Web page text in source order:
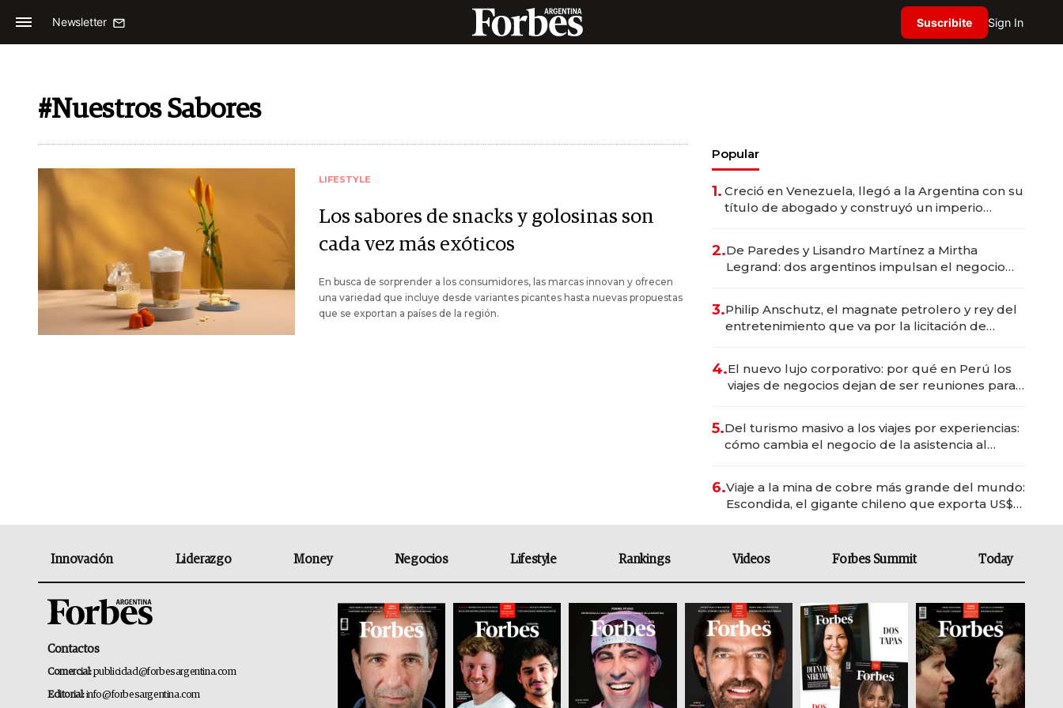
Newsletter Suscribite Sign In
#Nuestros Sabores
LIFESTYLE
Los sabores de snacks y golosinas son
cada vez más exóticos
En busca de sorprender a los consumidores, las marcas innovan y ofrecen
una variedad que incluye desde variantes picantes hasta nuevas propuestas
que se exportan a países de la región.
Popular
1. Creció en Venezuela, llegó a la Argentina con su
título de abogado y construyó un imperio
2.De Paredes y Lisandro Martínez a Mirtha
Legrand: dos argentinos impulsan el negocio
3.Philip Anschutz, el magnate petrolero y rey del
entretenimiento que va por la licitación de
4.El nuevo lujo corporativo: por qué en Perú los
viajes de negocios dejan de ser reuniones para
5.Del turismo masivo a los viajes por experiencias:
cómo cambia el negocio de la asistencia al
6.Viaje a la mina de cobre más grande del mundo:
Escondida, el gigante chileno que exporta US$
Innovación Liderazgo Money Negocios Lifestyle Rankings Videos Forbes Summit Today
Contactos
Comercial:publicidad@forbesargentina.com
Editorial:info@forbesargentina.com